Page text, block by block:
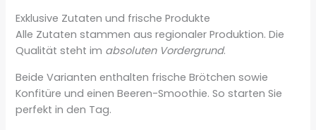
Exklusive Zutaten und frische Produkte
Alle Zutaten stammen aus regionaler Produktion. Die
Qualität steht im absoluten Vordergrund.
Beide Varianten enthalten frische Brötchen sowie
Konfitüre und einen Beeren-Smoothie. So starten Sie
perfekt in den Tag.